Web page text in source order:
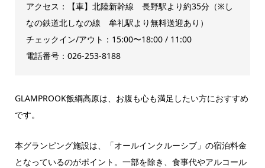
アクセス：【車】北陸新幹線 長野駅より約35分（※し
なの鉄道北しなの線 牟礼駅より無料送迎あり）
チェックイン/アウト：15:00〜18:00 / 11:00
電話番号：026-253-8188
GLAMPROOK飯綱高原は、お腹も心も満足したい方におすすめ
です。
本グランピング施設は、「オールインクルーシブ」の宿泊料金
となっているのがポイント。一部を除き、食事代やアルコール